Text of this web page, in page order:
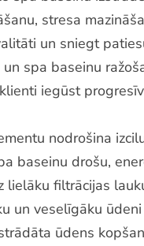
stresa
un sniegt
spa baseinu
iegūst
nodrošina
baseinu drošu,
filtrācijas
un veselīgāku
ūdens